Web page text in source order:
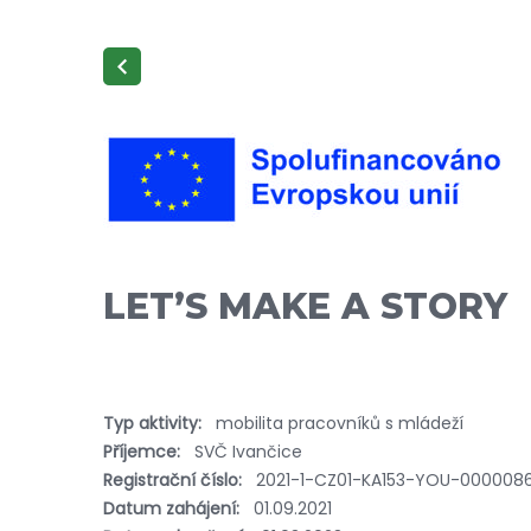
LETʼS MAKE A STORY
Typ aktivity: mobilita pracovníků s mládeží
Příjemce: SVČ Ivančice
Registrační číslo: 2021-1-CZ01-KA153-YOU-
Datum zahájení: 01.09.2021